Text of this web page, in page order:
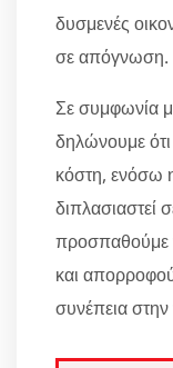
δυσμενές
σε απόγνωση.
Σε συμφωνία
δηλώνουμε
κόστη, ενόσω
διπλασιαστεί
προσπαθούμε
και
συνέπεια στην